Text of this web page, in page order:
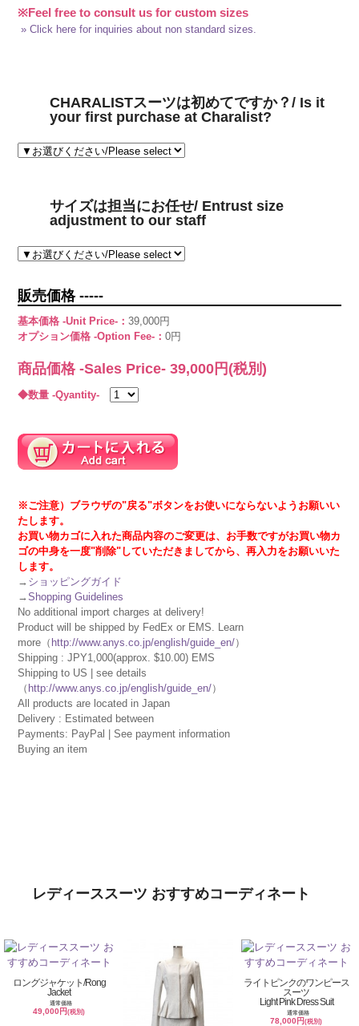
※Feel free to consult us for custom sizes
» Click here for inquiries about non standard sizes.
CHARALISTスーツは初めてですか？/ Is it
your first purchase at Charalist?
サイズは担当にお任せ/ Entrust size
adjustment to our staff
販売価格 -----
基本価格 -Unit Price-：39,000円
オプション価格 -Option Fee-：0円
商品価格 -Sales Price-39,000 円(税別)
◆数量 -Qyantity-
※ご注意）ブラウザの"戻る"ボタンをお使いにならないようお願いい
たします。
お買い物カゴに入れた商品内容のご変更は、お手数ですがお買い物カ
ゴの中身を一度"削除"していただきましてから、再入力をお願いいた
します。
→ ショッピングガイド
→Shopping Guidelines
No additional import charges at delivery!
Product will be shipped by FedEx or EMS. Learn
more（ http://www.anys.co.jp/english/guide_en/）
Shipping : JPY1,000(approx. $10.00) EMS
Shipping to US | see details
（ http://www.anys.co.jp/english/guide_en/）
All products are located in Japan
Delivery : Estimated between
Payments: PayPal | See payment information
Buying an item
レディーススーツ おすすめコーディネート
ロングジャケット/Rong
Jacket
通常価格
49,000円(税別)
ライトピンクのワンピース
スーツ
Light Pink Dress Suit
通常価格
78,000円(税別)